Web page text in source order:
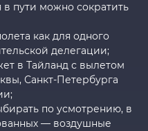
пути можно сократить
как для одного
делегации;
в Тайланд с вылетом
Санкт-Петербурга
по усмотрению, в
— воздушные